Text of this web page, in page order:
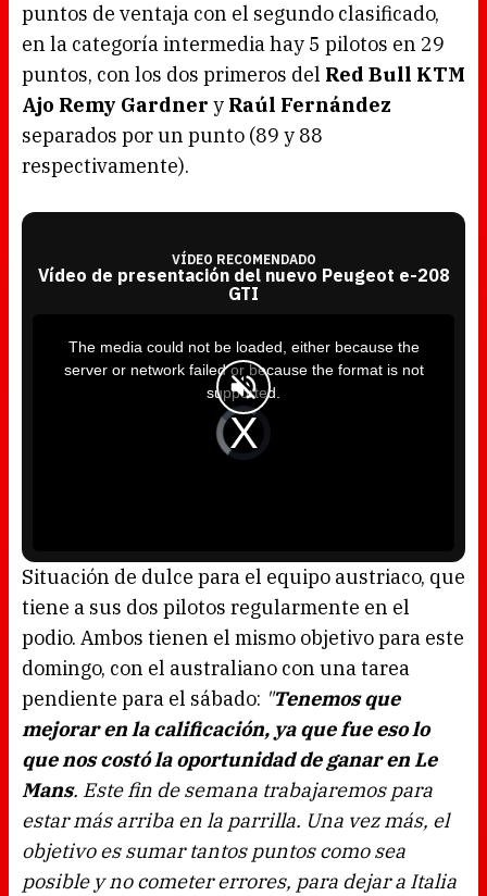
puntos de ventaja con el segundo clasificado,
en la categoría intermedia hay 5 pilotos en 29
puntos, con los dos primeros del Red Bull KTM
Ajo Remy Gardner y Raúl Fernández
separados por un punto (89 y 88
respectivamente).
VÍDEO RECOMENDADO
Vídeo de presentación del nuevo Peugeot e-208
GTI
V
i
d
e
a
i
n
.
The media could not be loaded, either because the
server or network failed or because the format is not
supported.
Situación de dulce para el equipo austriaco, que
tiene a sus dos pilotos regularmente en el
podio. Ambos tienen el mismo objetivo para este
domingo, con el australiano con una tarea
pendiente para el sábado: "Tenemos que
mejorar en la calificación, ya que fue eso lo
que nos costó la oportunidad de ganar en Le
Mans. Este fin de semana trabajaremos para
estar más arriba en la parrilla. Una vez más, el
objetivo es sumar tantos puntos como sea
posible y no cometer errores, para dejar a Italia